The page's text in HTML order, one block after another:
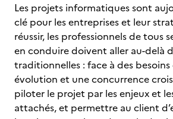
Les projets informatiques sont
clé pour les entreprises et leur
réussir, les professionnels de tous
en conduire doivent aller au-delà
traditionnelles : face à des
évolution et une concurrence
piloter le projet par les enjeux et
attachés, et permettre au client